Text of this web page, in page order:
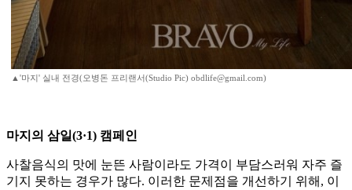
▲'마지' 실내 전경(오병돈 프리랜서(Studio Pic) obdlife@gmail.com)
마지의 삼일(3·1) 캠페인
사찰음식의 맛에 눈뜬 사람이라도 가격이 부담스러워 자주 즐
기지 못하는 경우가 많다. 이러한 문제점을 개선하기 위해, 이